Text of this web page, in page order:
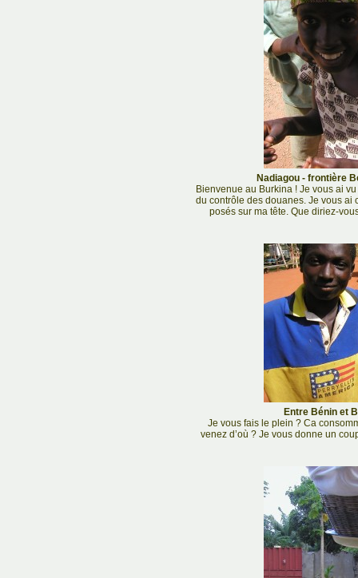
Nadiagou - frontière
Bienvenue au Burkina ! Je vous ai
du contrôle des douanes. Je vous ai
posés sur ma tête. Que diriez-
Entre Bénin et
Je vous fais le plein ? Ca
venez d’où ? Je vous donne un